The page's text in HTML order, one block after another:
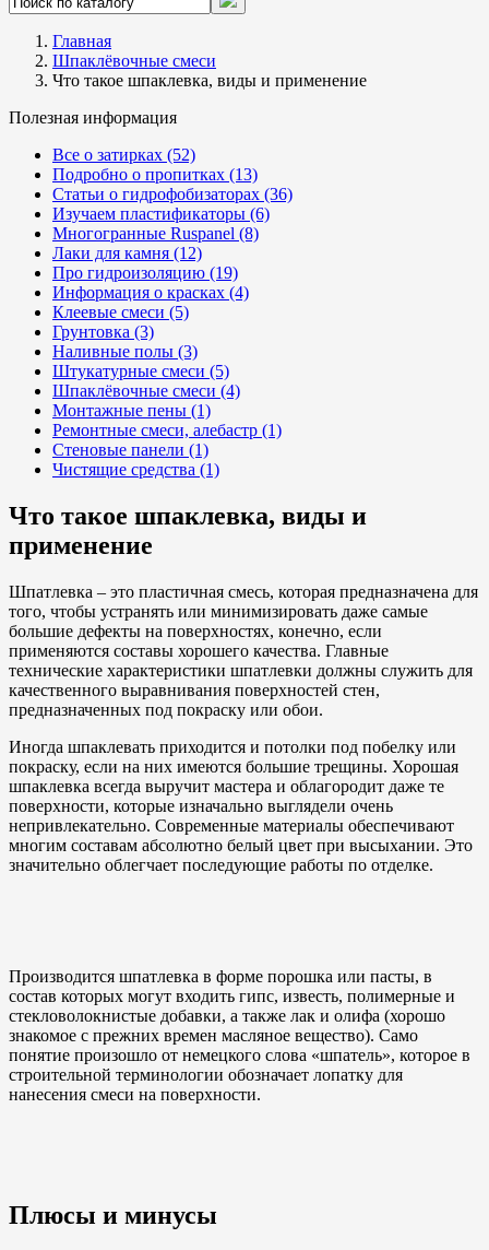
Главная
Шпаклёвочные смеси
Что такое шпаклевка, виды и применение
Полезная информация
Все о затирках (52)
Подробно о пропитках (13)
Статьи о гидрофобизаторах (36)
Изучаем пластификаторы (6)
Многогранные Ruspanel (8)
Лаки для камня (12)
Про гидроизоляцию (19)
Информация о красках (4)
Клеевые смеси (5)
Грунтовка (3)
Наливные полы (3)
Штукатурные смеси (5)
Шпаклёвочные смеси (4)
Монтажные пены (1)
Ремонтные смеси, алебастр (1)
Стеновые панели (1)
Чистящие средства (1)
Что такое шпаклевка, виды и
применение
Шпатлевка – это пластичная смесь, которая предназначена для
того, чтобы устранять или минимизировать даже самые
большие дефекты на поверхностях, конечно, если
применяются составы хорошего качества. Главные
технические характеристики шпатлевки должны служить для
качественного выравнивания поверхностей стен,
предназначенных под покраску или обои.
Иногда шпаклевать приходится и потолки под побелку или
покраску, если на них имеются большие трещины. Хорошая
шпаклевка всегда выручит мастера и облагородит даже те
поверхности, которые изначально выглядели очень
непривлекательно. Современные материалы обеспечивают
многим составам абсолютно белый цвет при высыхании. Это
значительно облегчает последующие работы по отделке.
Производится шпатлевка в форме порошка или пасты, в
состав которых могут входить гипс, известь, полимерные и
стекловолокнистые добавки, а также лак и олифа (хорошо
знакомое с прежних времен масляное вещество). Само
понятие произошло от немецкого слова «шпатель», которое в
строительной терминологии обозначает лопатку для
нанесения смеси на поверхности.
Плюсы и минусы